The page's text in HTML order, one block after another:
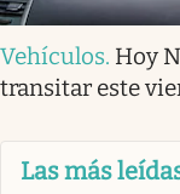
Vehículos. Hoy
transitar este
Las más